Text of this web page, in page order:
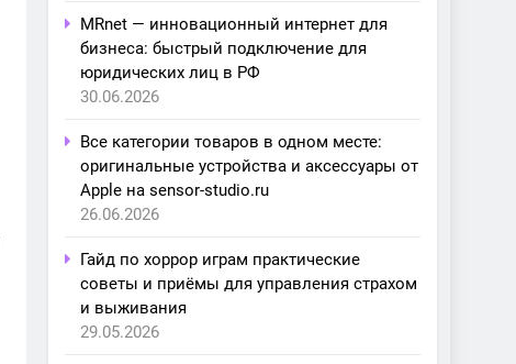
MRnet — инновационный интернет для
бизнеса: быстрый подключение для
юридических лиц в РФ
30.06.2026
Все категории товаров в одном месте:
оригинальные устройства и аксессуары от
Apple на sensor-studio.ru
26.06.2026
Гайд по хоррор играм практические
советы и приёмы для управления страхом
и выживания
29.05.2026